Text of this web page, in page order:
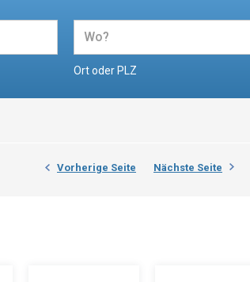
Ort oder PLZ
Vorherige Seite Nächste Seite